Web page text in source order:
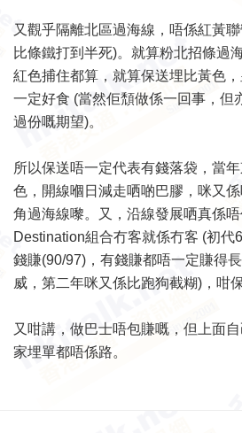
又觀乎隔離北區過海線，唔係紅黃
比條鐵打到半死)。就算粉北招條過
紅色捕住都算，就算保送埋比黃色
一定好食 (當然佢頹做係一回事，但
過份嘅期望)。
所以保送唔一定代表有錢落袋，當
色，開線嗰日減走哂啲巴膠，咪又
角過海線嚟。又，沿線發展哂真係
Destination組合冇客就係冇客 (初代
錢賺(90/97)，有錢賺都唔一定賺得
威，第二年咪又係比跑狗截糊)，咁
又咁講，做巴士唔包賺嘅，但上面
家埋單都唔係路。